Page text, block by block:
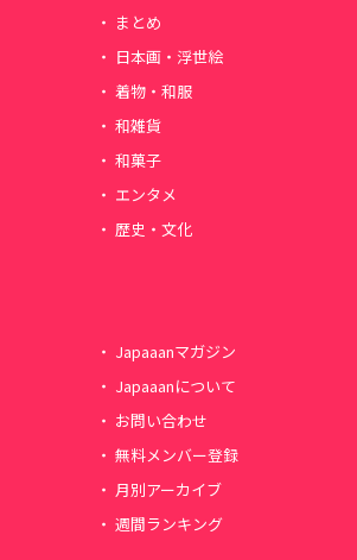
まとめ
日本画・浮世絵
着物・和服
和雑貨
和菓子
エンタメ
歴史・文化
Japaaanマガジン
Japaaanについて
お問い合わせ
無料メンバー登録
月別アーカイブ
週間ランキング